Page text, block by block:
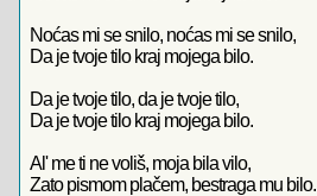
Noćas mi se snilo, noćas mi se snilo,
Da je tvoje tilo kraj mojega bilo.
Da je tvoje tilo, da je tvoje tilo,
Da je tvoje tilo kraj mojega bilo.
Al' me ti ne voliš, moja bila vilo,
Zato pismom plačem, bestraga mu bilo.